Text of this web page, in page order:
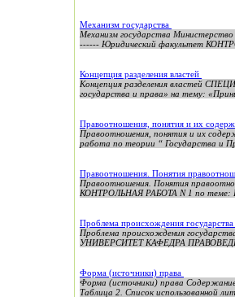
Механизм государства
Механизм государства
------ Юридический факультет
Концепция разделения властей
Концепция разделения властей
государства и права» на тему:
Правоотношения, понятия и их
Правоотношения, понятия и их
работа по теории “ Государства и
Правоотношения. Понятия
Правоотношения. Понятия
КОНТРОЛЬНАЯ РАБОТА N 1 по теме:
Проблема происхождения
Проблема происхождения
УНИВЕРСИТЕТ КАФЕДРА
Форма (источники) права
Форма (источники) права
Таблица 2. Список использованной